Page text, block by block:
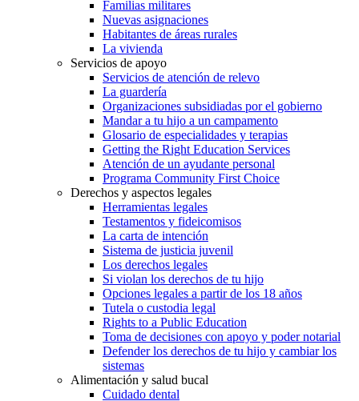
Familias militares
Nuevas asignaciones
Habitantes de áreas rurales
La vivienda
Servicios de apoyo
Servicios de atención de relevo
La guardería
Organizaciones subsidiadas por el gobierno
Mandar a tu hijo a un campamento
Glosario de especialidades y terapias
Getting the Right Education Services
Atención de un ayudante personal
Programa Community First Choice
Derechos y aspectos legales
Herramientas legales
Testamentos y fideicomisos
La carta de intención
Sistema de justicia juvenil
Los derechos legales
Si violan los derechos de tu hijo
Opciones legales a partir de los 18 años
Tutela o custodia legal
Rights to a Public Education
Toma de decisiones con apoyo y poder notarial
Defender los derechos de tu hijo y cambiar los
sistemas
Alimentación y salud bucal
Cuidado dental